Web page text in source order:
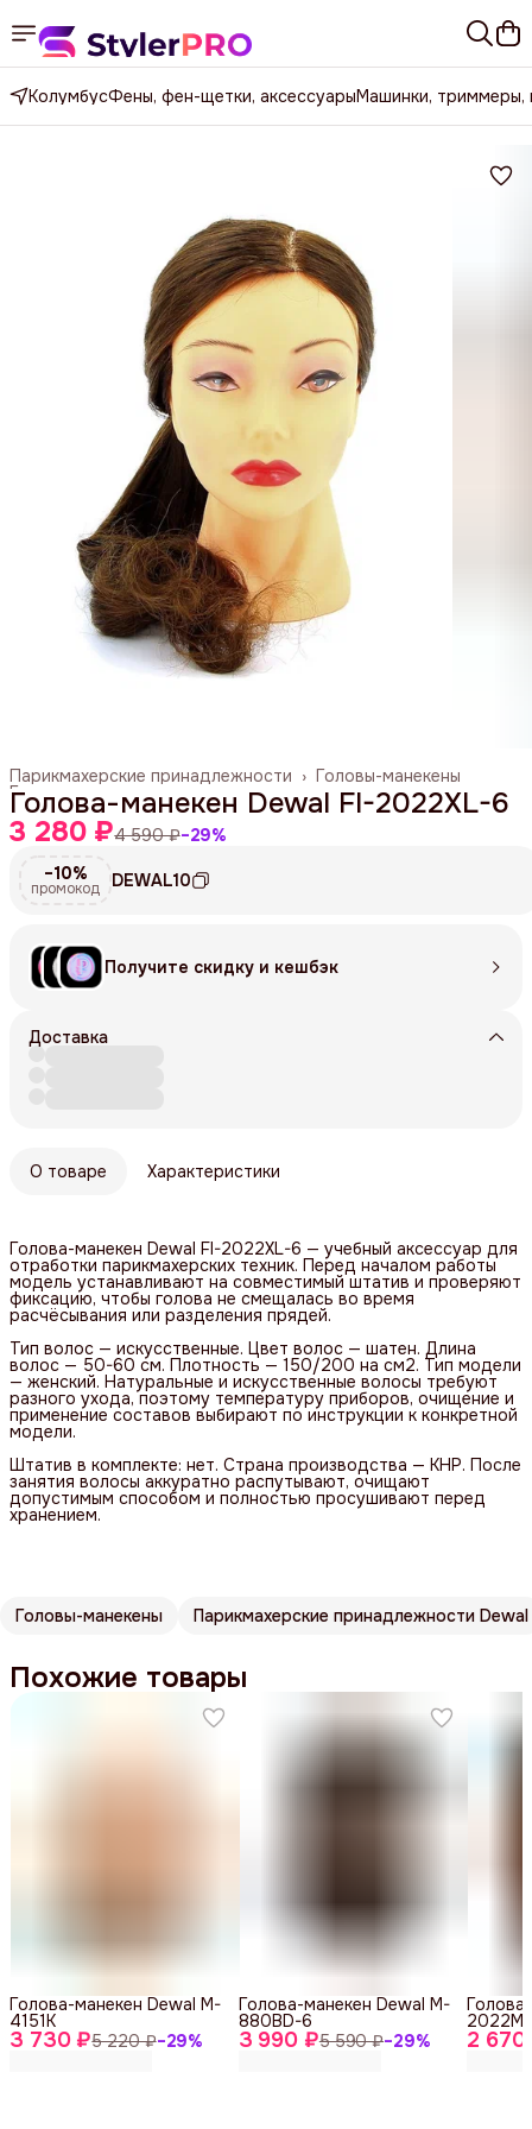
КолумбусФены, фен-щетки, аксессуарыМашинки, триммеры,
Головы-манекены
Парикмахерские принадлежности ›
Главная ›
Голова-манекен Dewal FI-2022XL-6
3 280 ₽4 590 ₽−29%
−10%
промокод DEWAL10
Получите скидку и кешбэк
Доставка
О товаре Характеристики
Голова-манекен Dewal FI-2022XL-6 — учебный аксессуар для
отработки парикмахерских техник. Перед началом работы
модель устанавливают на совместимый штатив и проверяют
фиксацию, чтобы голова не смещалась во время
расчёсывания или разделения прядей.
Тип волос — искусственные. Цвет волос — шатен. Длина
волос — 50-60 см. Плотность — 150/200 на см2. Тип модели
— женский. Натуральные и искусственные волосы требуют
разного ухода, поэтому температуру приборов, очищение и
применение составов выбирают по инструкции к конкретной
модели.
Штатив в комплекте: нет. Страна производства — КНР. После
занятия волосы аккуратно распутывают, очищают
допустимым способом и полностью просушивают перед
хранением.
Головы-манекены Парикмахерские принадлежности Dewal
Похожие товары
3 730 ₽5 220 ₽−29%
Голова-манекен Dewal M-
4151K
3 990 ₽5 590 ₽−29%
Голова-манекен Dewal M-
880BD-6
2 670